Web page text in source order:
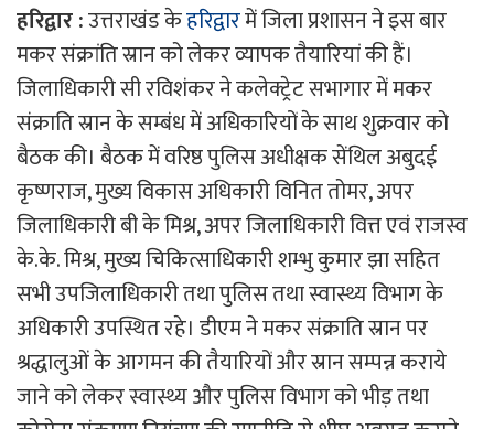
हरिद्वार :उत्तराखंड केहरिद्वारमें जिला प्रशासन ने इस बार
मकर संक्रांति स्रान को लेकर व्यापक तैयारियां की हैं।
जिलाधिकारी सी रविशंकर ने कलेक्ट्रेट सभागार में मकर
संक्राति स्रान के सम्बंध में अधिकारियों के साथ शुक्रवार को
बैठक की। बैठक में वरिष्ठ पुलिस अधीक्षक सेंथिल अबुदई
कृष्णराज, मुख्य विकास अधिकारी विनित तोमर, अपर
जिलाधिकारी बी के मिश्र, अपर जिलाधिकारी वित्त एवं राजस्व
के.के. मिश्र, मुख्य चिकित्साधिकारी शम्भु कुमार झा सहित
सभी उपजिलाधिकारी तथा पुलिस तथा स्वास्थ्य विभाग के
अधिकारी उपस्थित रहे। डीएम ने मकर संक्राति स्रान पर
श्रद्धालुओं के आगमन की तैयारियों और स्रान सम्पन्न कराये
जाने को लेकर स्वास्थ्य और पुलिस विभाग को भीड़ तथा